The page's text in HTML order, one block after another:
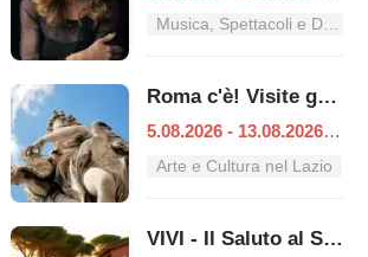
Musica, Spettacoli e Danza nel Lazio
Roma c'è! Visite guidate (anche per bambini) dal 5 al 13 agosto 2026
5.08.2026 - 13.08.2026
|
Arte e Cultura nel Lazio
VIVI - Il Saluto al Sole